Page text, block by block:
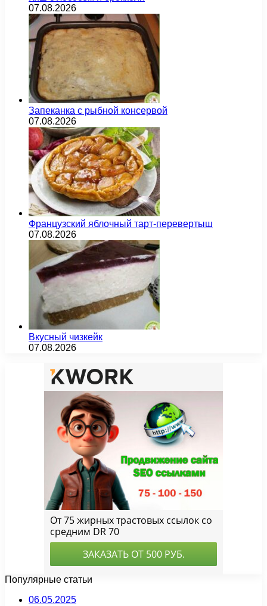
07.08.2026
Запеканка с рыбной консервой
07.08.2026
Французский яблочный тарт-перевертыш
07.08.2026
Вкусный чизкейк
07.08.2026
Популярные статьи
06.05.2025